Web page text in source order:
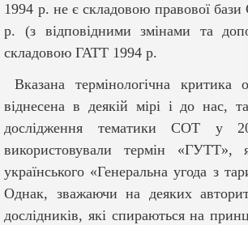
1994 р. не є складовою правової
р. (з відповідними змінами та
складовою ГАТТ 1994 р.
Вказана термінологічна
віднесена в деякій мірі і до нас,
дослідження тематики СОТ у
використовували термін «ГУТТ»,
українського «Генеральна угода з
Однак, зважаючи на деяких
дослідників, які спираються на